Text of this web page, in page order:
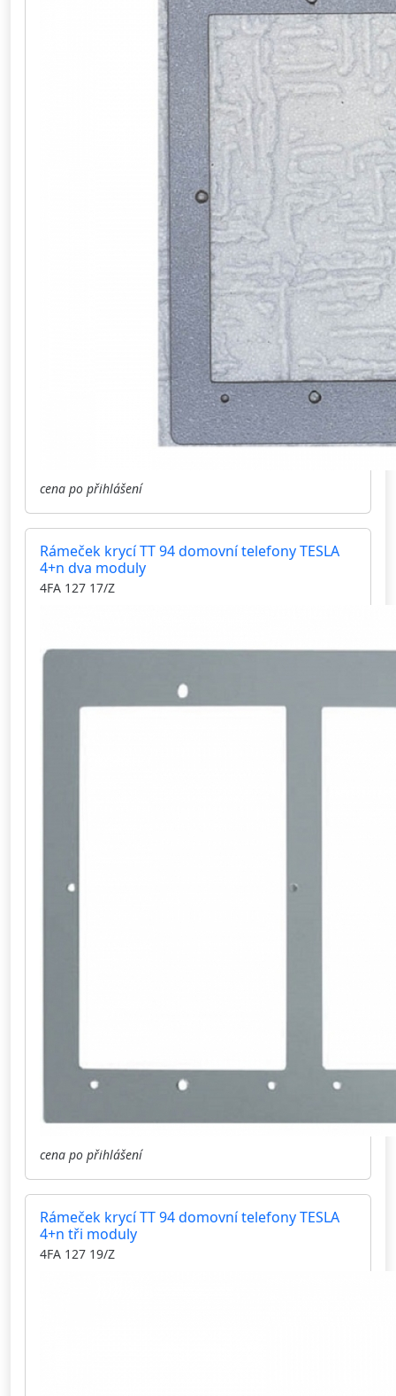
cena po přihlášení
Rámeček krycí TT 94 domovní telefony TESLA
4+n dva moduly
4FA 127 17/Z
cena po přihlášení
Rámeček krycí TT 94 domovní telefony TESLA
4+n tři moduly
4FA 127 19/Z